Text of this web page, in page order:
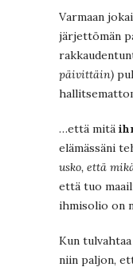
Varmaan
järjettömän
päivittäin)
…että mitä
elämässäni
usko, että
että tuo
ihmisolio on
Kun
niin paljon,